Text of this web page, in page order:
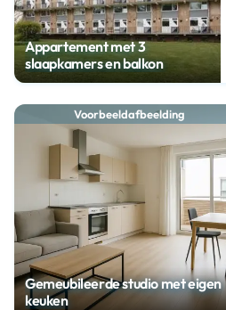
Appartement met 3
slaapkamers en balkon
Voorbeeldafbeelding
Gemeubileerde studio met eigen
keuken